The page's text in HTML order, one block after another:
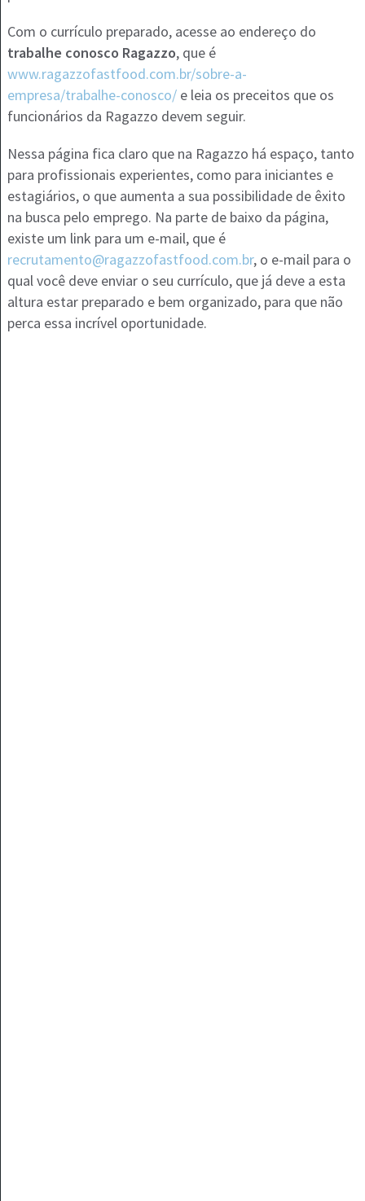
Com o currículo preparado, acesse ao endereço do
trabalhe conosco Ragazzo, que é
www.ragazzofastfood.com.br/sobre-a-
empresa/trabalhe-conosco/e leia os preceitos que os
funcionários da Ragazzo devem seguir.
Nessa página fica claro que na Ragazzo há espaço, tanto
para profissionais experientes, como para iniciantes e
estagiários, o que aumenta a sua possibilidade de êxito
na busca pelo emprego. Na parte de baixo da página,
existe um link para um e-mail, que é
recrutamento@ragazzofastfood.com.br, o e-mail para o
qual você deve enviar o seu currículo, que já deve a esta
altura estar preparado e bem organizado, para que não
perca essa incrível oportunidade.